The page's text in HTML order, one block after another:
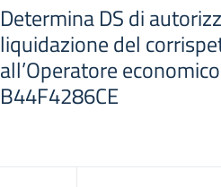
Determina DS di
liquidazione del
all’Operatore
B44F4286CE